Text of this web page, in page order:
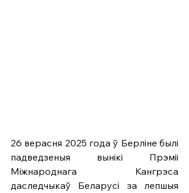
26 верасня 2025 года ў Берліне былі
падведзеныя вынікі Прэміі
Міжнароднага Кангрэса
даследчыкаў Беларусі за лепшыя